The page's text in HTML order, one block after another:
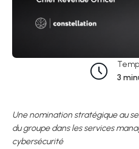
3
Une nomination stratégique au
du groupe dans les services
cybersécurité